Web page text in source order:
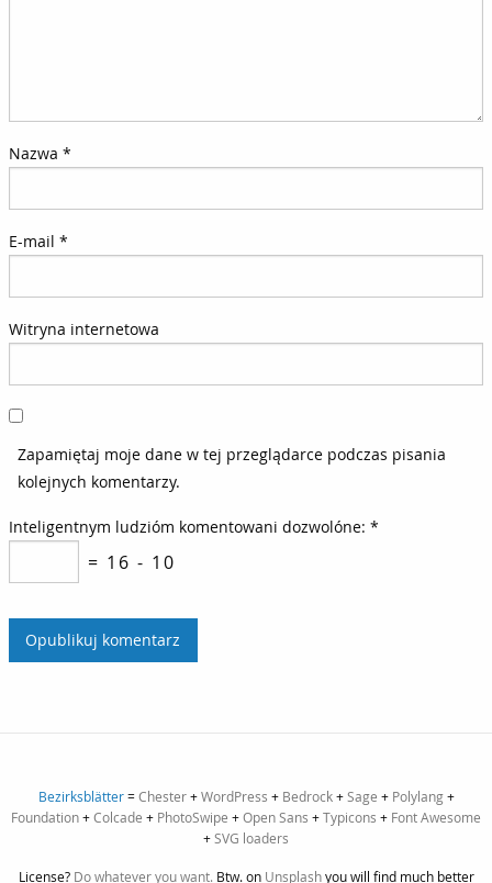
Nazwa *
E-mail *
Witryna internetowa
Zapamiętaj moje dane w tej przeglądarce podczas pisania
kolejnych komentarzy.
Inteligentnym ludzióm komentowani dozwolóne: *
= 16 - 10
Bezirksblätter=Chester+WordPress + Bedrock+Sage + Polylang+
Foundation+Colcade + PhotoSwipe +Open Sans +Typicons + Font Awesome
+SVG loaders
License? Do whatever you want. Btw. on Unsplashyou will find much better